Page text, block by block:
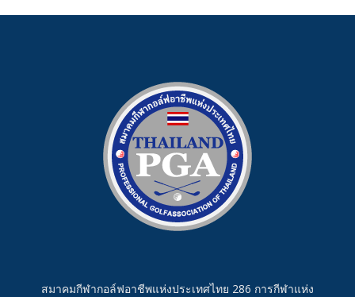
สมาคมกีฬากอล์ฟอาชีพแห่งประเทศไทย 286 การกีฬาแห่ง